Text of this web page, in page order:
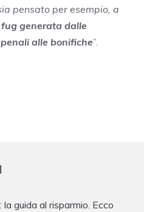
pensato per esempio, a
generata dalle
alle bonifiche”.
guida al risparmio. Ecco